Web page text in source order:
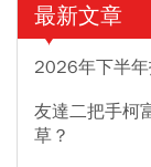
最新文章
2026年下半
友達二把手柯
草？